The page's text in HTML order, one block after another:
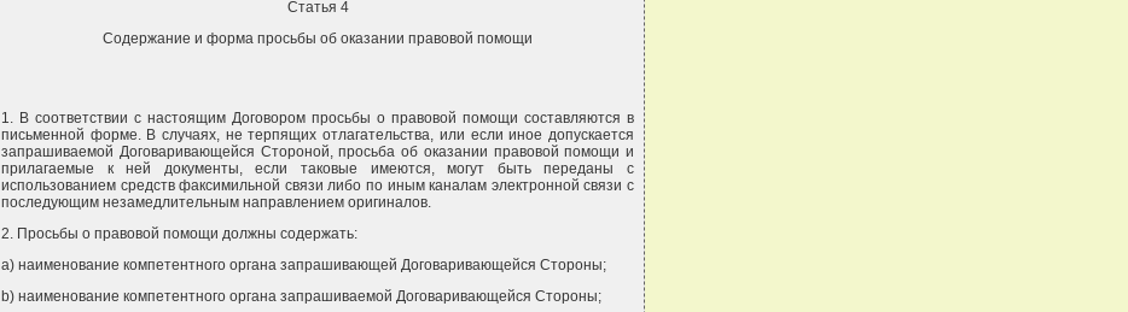
Статья 4
Содержание и форма просьбы об оказании правовой помощи
1. В соответствии с настоящим Договором просьбы о правовой помощи составляются в
письменной форме. В случаях, не терпящих отлагательства, или если иное допускается
запрашиваемой Договаривающейся Стороной, просьба об оказании правовой помощи и
прилагаемые к ней документы, если таковые имеются, могут быть переданы с
использованием средств факсимильной связи либо по иным каналам электронной связи с
последующим незамедлительным направлением оригиналов.
2. Просьбы о правовой помощи должны содержать:
a) наименование компетентного органа запрашивающей Договаривающейся Стороны;
b) наименование компетентного органа запрашиваемой Договаривающейся Стороны;